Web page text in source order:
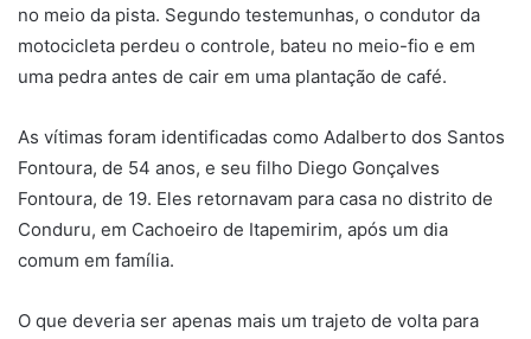
no meio da pista. Segundo testemunhas, o condutor da
motocicleta perdeu o controle, bateu no meio-fio e em
uma pedra antes de cair em uma plantação de café.
As vítimas foram identificadas como Adalberto dos Santos
Fontoura, de 54 anos, e seu filho Diego Gonçalves
Fontoura, de 19. Eles retornavam para casa no distrito de
Conduru, em Cachoeiro de Itapemirim, após um dia
comum em família.
O que deveria ser apenas mais um trajeto de volta para